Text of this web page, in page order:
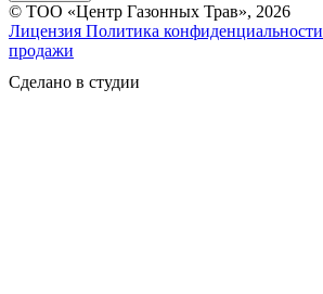
© ТОО «Центр Газонных Трав», 2026
Лицензия Политика конфиденциальности
продажи
Сделано в студии